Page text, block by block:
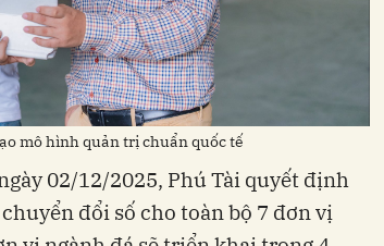
mô hình quản trị chuẩn quốc tế
02/12/2025, Phú Tài quyết định
đổi số cho toàn bộ 7 đơn vị